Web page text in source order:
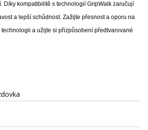
Díky kompatibilitě s technologií GripWalk zaručují
a lepší schůdnost. Zažijte přesnost a oporu na
a užijte si přizpůsobení předtvarované